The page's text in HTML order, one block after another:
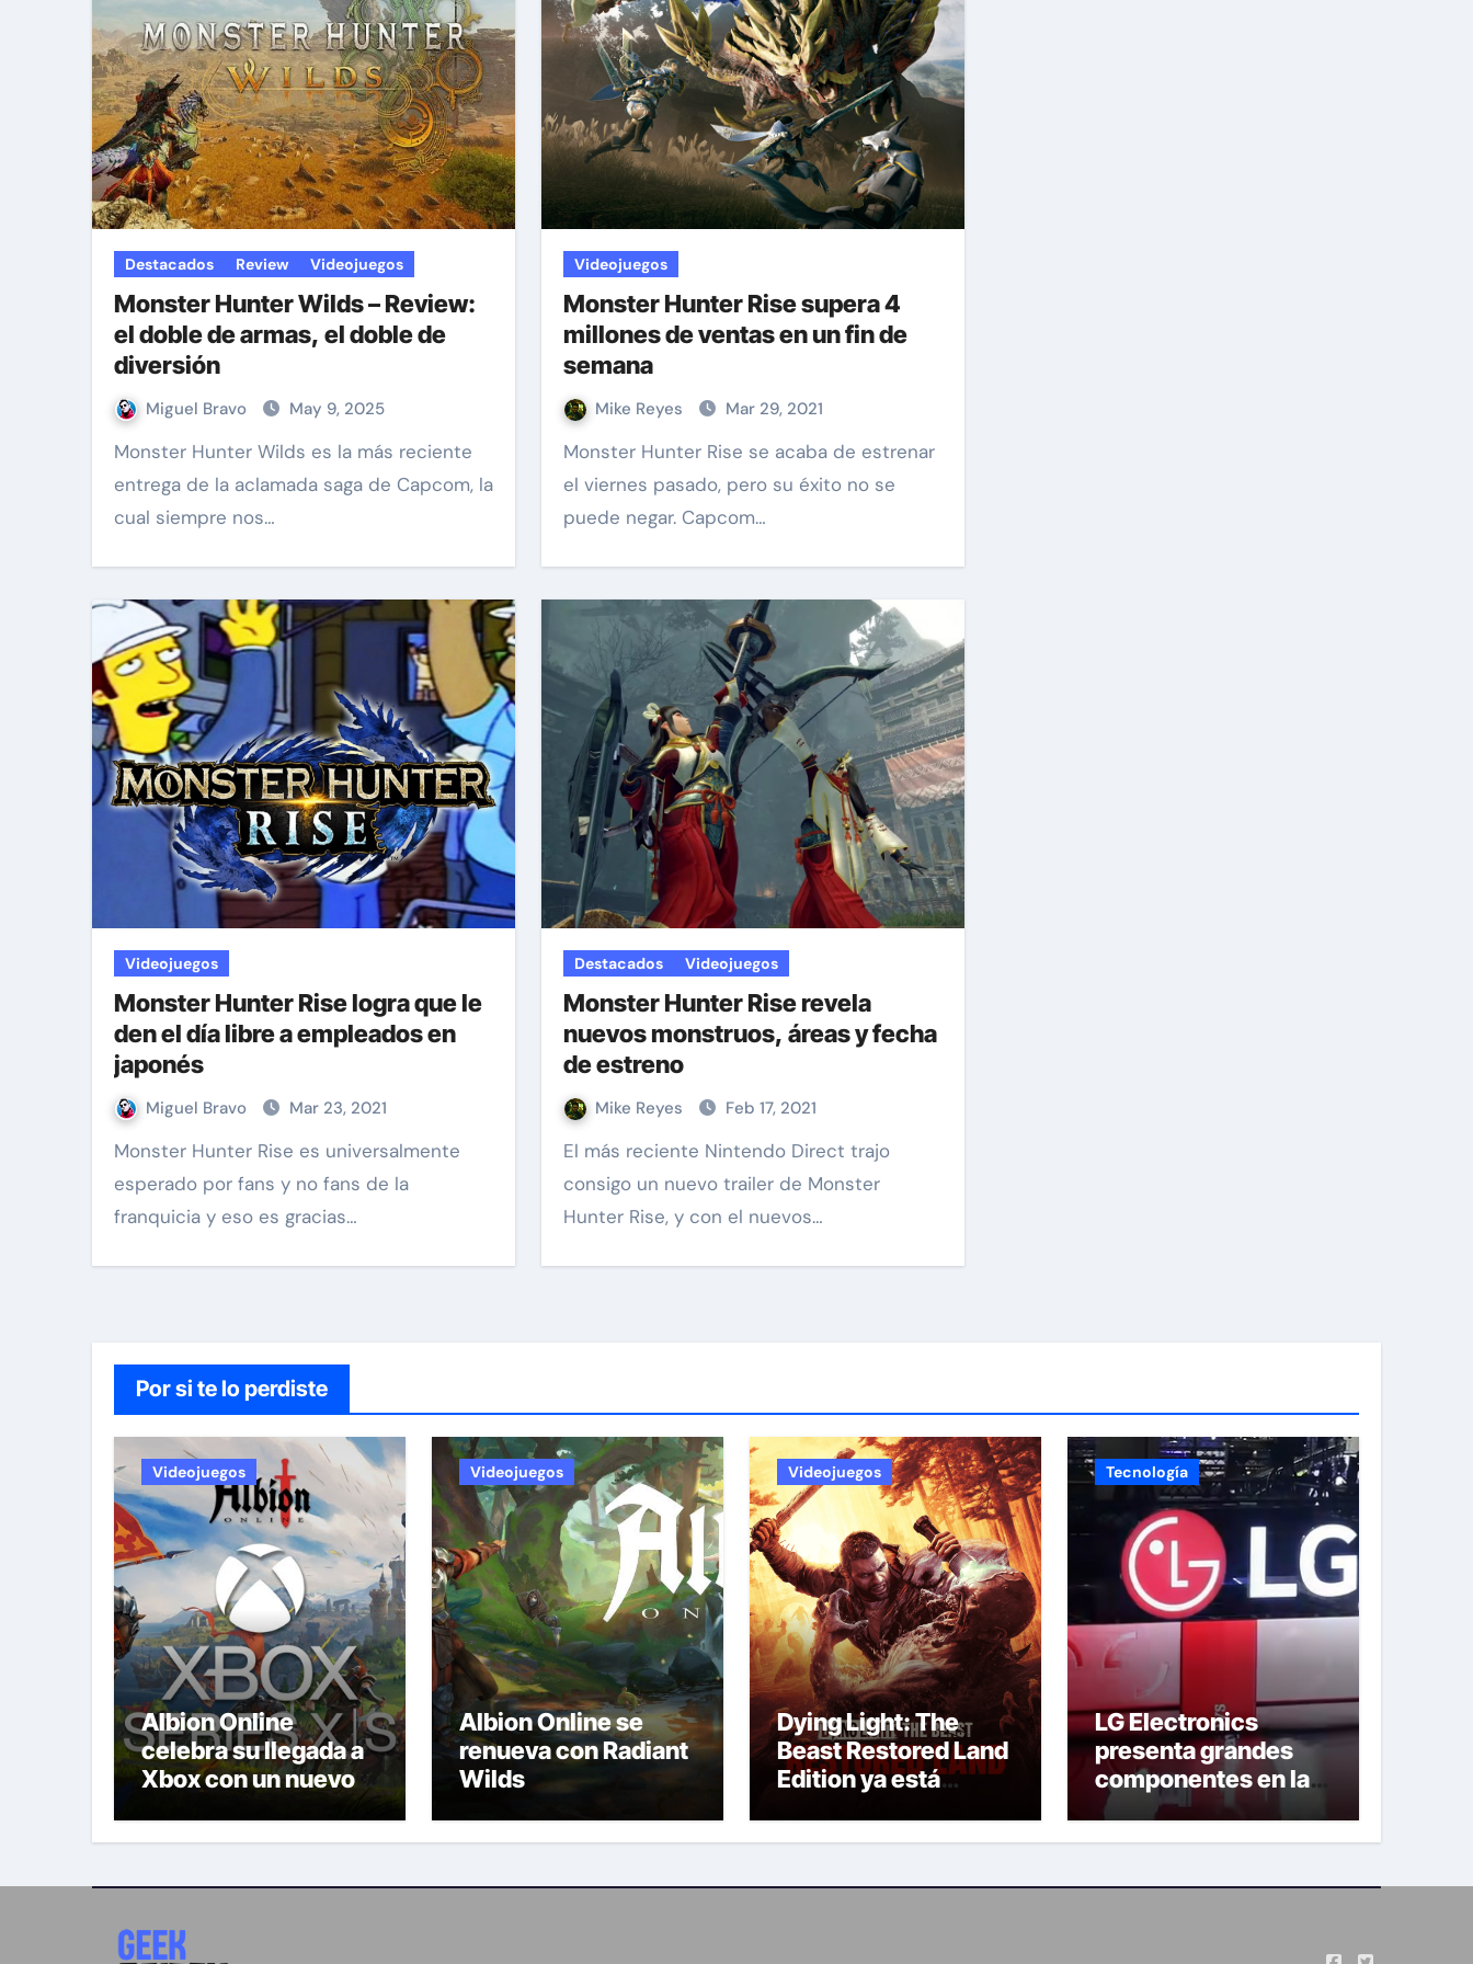
Destacados Review Videojuegos
Monster Hunter Wilds – Review:
el doble de armas, el doble de
diversión
Miguel Bravo May 9, 2025
Monster Hunter Wilds es la más reciente
entrega de la aclamada saga de Capcom, la
cual siempre nos…
Videojuegos
Monster Hunter Rise supera 4
millones de ventas en un fin de
semana
Mike Reyes Mar 29, 2021
Monster Hunter Rise se acaba de estrenar
el viernes pasado, pero su éxito no se
puede negar. Capcom…
Videojuegos
Monster Hunter Rise logra que le
den el día libre a empleados en
japonés
Miguel Bravo Mar 23, 2021
Monster Hunter Rise es universalmente
esperado por fans y no fans de la
franquicia y eso es gracias…
Destacados Videojuegos
Monster Hunter Rise revela
nuevos monstruos, áreas y fecha
de estreno
Mike Reyes Feb 17, 2021
El más reciente Nintendo Direct trajo
consigo un nuevo trailer de Monster
Hunter Rise, y con el nuevos…
Por si te lo perdiste
Videojuegos
Albion Online
celebra su llegada a
Xbox con un nuevo
Videojuegos
Albion Online se
renueva con Radiant
Wilds
Videojuegos
Dying Light: The
Beast Restored Land
Edition ya está
Tecnología
LG Electronics
presenta grandes
componentes en la
AHR Expo 2026